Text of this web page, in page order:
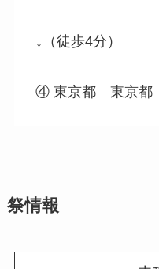
↓（徒歩4分）
④ 東京都 東京
祭情報